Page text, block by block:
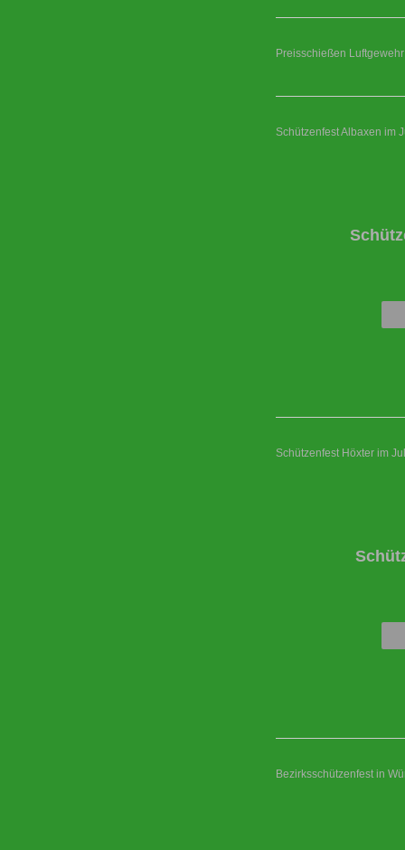
Preisschießen
Schützenfest Albaxen im
Schützenfest Höxter im
Bezirksschützenfest in